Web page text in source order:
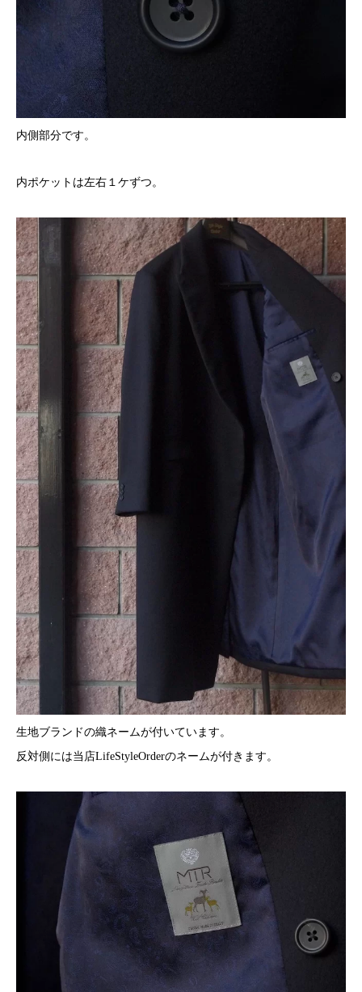
内側部分です。
内ポケットは左右１ケずつ。
生地ブランドの織ネームが付いています。
反対側には当店LifeStyleOrderのネームが付きます。